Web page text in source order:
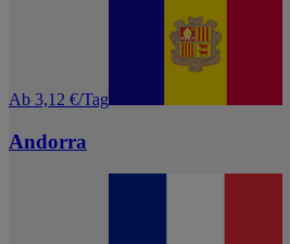
Ab 3,12 €/Tag
Andorra